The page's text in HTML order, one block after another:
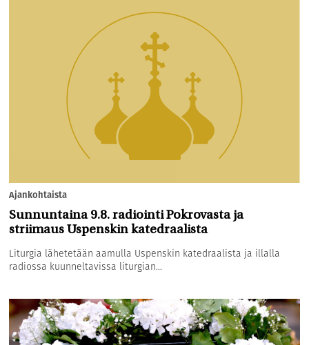
Ajankohtaista
Sunnuntaina 9.8. radiointi Pokrovasta ja
striimaus Uspenskin katedraalista
Liturgia lähetetään aamulla Uspenskin katedraalista ja illalla
radiossa kuunneltavissa liturgian...